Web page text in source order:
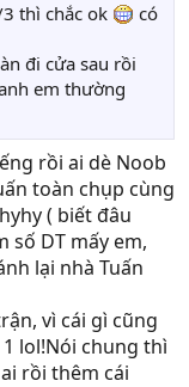
thì chắc ok
có
đi cửa sau rồi
em thường
rồi ai dè Noob
toàn chụp cùng
( biết đâu
số DT mấy em,
lại nhà Tuấn
vì cái gì cũng
lol!Nói chung thì
rồi thêm cái